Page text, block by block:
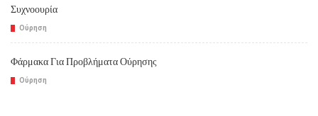
Συχνοουρία
Ούρηση
Φάρμακα Για Προβλήματα Ούρησης
Ούρηση